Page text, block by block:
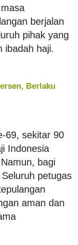
berjalan
pihak yang
ibadah haji.
Berlaku
69, sekitar 90
Indonesia
bagi
petugas
aman dan